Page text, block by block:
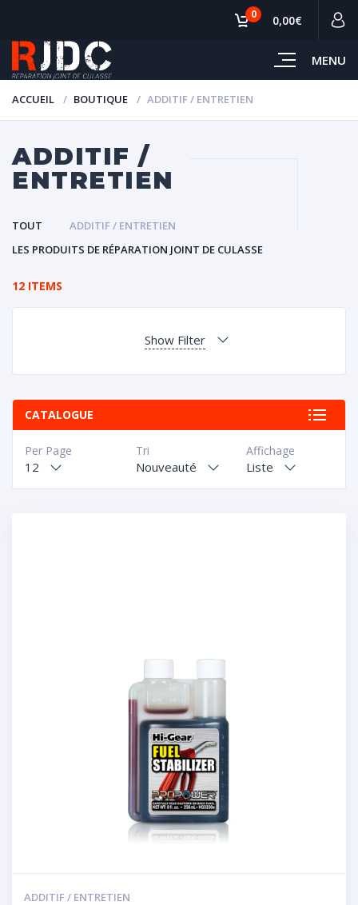
MENU
0 0,00€
ACCUEIL BOUTIQUE ADDITIF / ENTRETIEN
ADDITIF /
ENTRETIEN
TOUT
ADDITIF / ENTRETIEN
LES PRODUITS DE RÉPARATION JOINT DE CULASSE
12 ITEMS
Show Filter
CATALOGUE
Affichage
Liste
Tri
Nouveauté
Per Page
12
ADDITIF / ENTRETIEN